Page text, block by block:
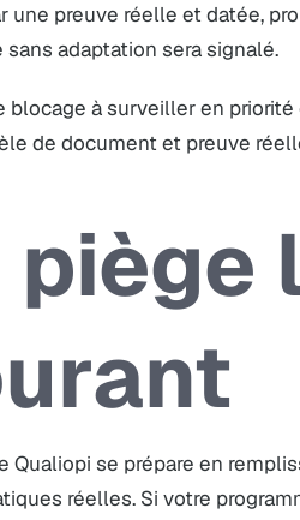
une preuve réelle et datée,
adaptation sera signalé.
blocage à surveiller en
de document et preuve
piège
Qualiopi se prépare en
réelles. Si votre